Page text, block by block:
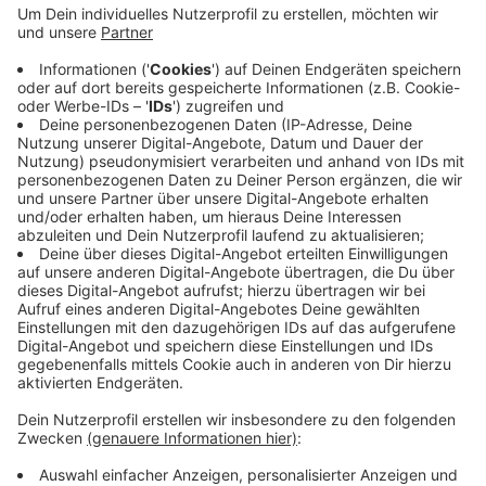
Sie fordert mehr Geld für die Mitarbeiter. Auch bei der
jüngsten Gesprächsrunde in der vergangenen Woche
hätten die Arbeitgeber kein verbessertes Angebot
gemacht. Münsterlandweit gibt es Warnstreiks in
verschiedenen Märkten. Die Mitarbeiter sammeln sich
am Vormittag in der Nachbarstadt Münster um über
weitere Aktionen zu sprechen. Mitte Oktober
verhandelt Ver.di wieder mit den Arbeitgebern.
Anzeige